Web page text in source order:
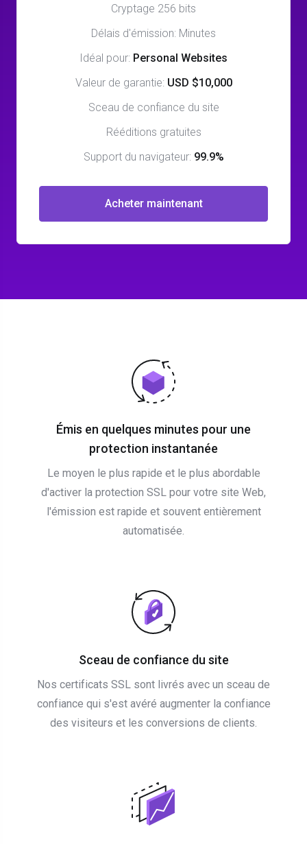
Cryptage 256 bits
Délais d'émission: Minutes
Idéal pour: Personal Websites
Valeur de garantie: USD $10,000
Sceau de confiance du site
Rééditions gratuites
Support du navigateur: 99.9%
Acheter maintenant
Émis en quelques minutes pour une
protection instantanée
Le moyen le plus rapide et le plus abordable
d'activer la protection SSL pour votre site Web,
l'émission est rapide et souvent entièrement
automatisée.
Sceau de confiance du site
Nos certificats SSL sont livrés avec un sceau de
confiance qui s'est avéré augmenter la confiance
des visiteurs et les conversions de clients.